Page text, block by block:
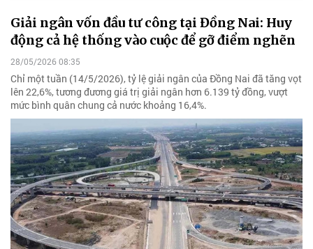
Giải ngân vốn đầu tư công tại Đồng Nai: Huy
động cả hệ thống vào cuộc để gỡ điểm nghẽn
28/05/2026 08:35
Chỉ một tuần (14/5/2026), tỷ lệ giải ngân của Đồng Nai đã tăng vọt
lên 22,6%, tương đương giá trị giải ngân hơn 6.139 tỷ đồng, vượt
mức bình quân chung cả nước khoảng 16,4%.